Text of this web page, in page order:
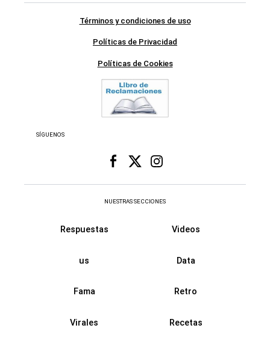
Términos y condiciones de uso
Políticas de Privacidad
Políticas de Cookies
SÍGUENOS
NUESTRAS SECCIONES
Respuestas Videos
us Data
Fama Retro
Virales Recetas